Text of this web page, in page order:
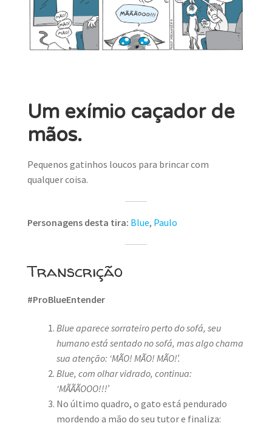
MINHA CONTA
CARRINHO
Um exímio caçador de
mãos.
Pequenos gatinhos loucos para brincar com
qualquer coisa.
Personagens desta tira: Blue, Paulo
Transcrição
#ProBlueEntender
Blue aparece sorrateiro perto do sofá, seu
humano está sentado no sofá, mas algo chama
sua atenção: ‘MÃO! MÃO! MÃO!’.
Blue, com olhar vidrado, continua:
‘MÃÃÃOOO!!!’
No último quadro, o gato está pendurado
mordendo a mão do seu tutor e finaliza: